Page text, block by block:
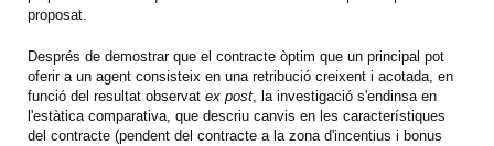
proposat.
Després de demostrar que el contracte òptim que un principal pot
oferir a un agent consisteix en una retribució creixent i acotada, en
funció del resultat observat ex post, la investigació s'endinsa en
l'estàtica comparativa, que descriu canvis en les característiques
del contracte (pendent del contracte a la zona d'incentius i bonus